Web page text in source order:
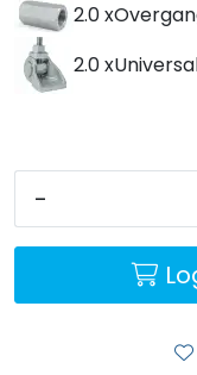
2.0 x
2.0 x
-